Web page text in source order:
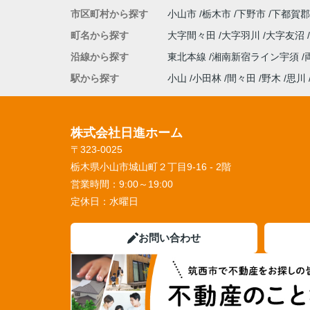
市区町村から探す 小山市 栃木市 下野市 下都賀
町名から探す
大字間々田 大字羽川
大字友沼
沿線から探す
東北本線 湘南新宿ライン宇須
駅から探す
小山 小田林 間々田 野木 思川
株式会社日進ホーム
〒323-0025
栃木県小山市城山町２丁目9-16 - 2階
営業時間： 9:00～19:00
定休日： 水曜日
お問い合わせ